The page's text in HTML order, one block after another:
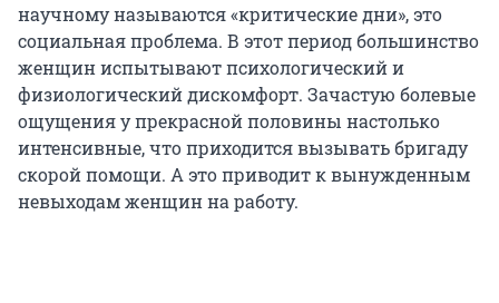
научному называются «критические дни», это
социальная проблема. В этот период большинство
женщин испытывают психологический и
физиологический дискомфорт. Зачастую болевые
ощущения у прекрасной половины настолько
интенсивные, что приходится вызывать бригаду
скорой помощи. А это приводит к вынужденным
невыходам женщин на работу.